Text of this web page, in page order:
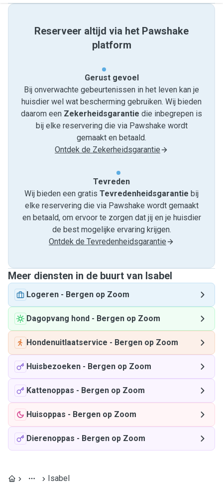
Reserveer altijd via het Pawshake
platform
Gerust gevoel
Bij onverwachte gebeurtenissen in het leven kan je
huisdier wel wat bescherming gebruiken. Wij bieden
daarom een Zekerheidsgarantie die inbegrepen is
bij elke reservering die via Pawshake wordt
gemaakt en betaald.
Ontdek de Zekerheidsgarantie
Tevreden
Wij bieden een gratis Tevredenheids­garantie bij
elke reservering die via Pawshake wordt gemaakt
en betaald, om ervoor te zorgen dat jij en je huisdier
de best mogelijke ervaring krijgen.
Ontdek de Tevredenheidsgarantie
Meer diensten in de buurt van Isabel
Logeren - Bergen op Zoom
Dagopvang hond - Bergen op Zoom
Hondenuitlaatservice - Bergen op Zoom
Huisbezoeken - Bergen op Zoom
Kattenoppas - Bergen op Zoom
Huisoppas - Bergen op Zoom
Dierenoppas - Bergen op Zoom
Isabel